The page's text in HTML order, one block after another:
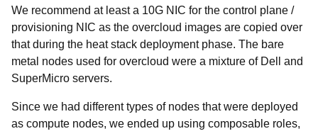
We recommend at least a 10G NIC for the control plane /
provisioning NIC as the overcloud images are copied over
that during the heat stack deployment phase. The bare
metal nodes used for overcloud were a mixture of Dell and
SuperMicro servers.
Since we had different types of nodes that were deployed
as compute nodes, we ended up using composable roles,